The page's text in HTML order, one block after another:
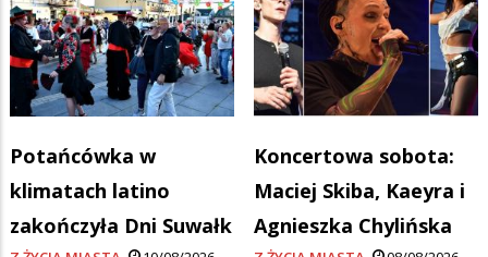
Potańcówka w
klimatach latino
zakończyła Dni Suwałk
Koncertowa sobota:
Maciej Skiba, Kaeyra i
Agnieszka Chylińska